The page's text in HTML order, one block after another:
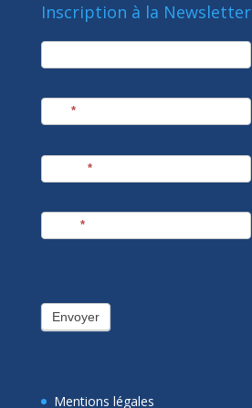
Inscription à la Newsletter
newsletter
*
*
*
Envoyer
Mentions légales